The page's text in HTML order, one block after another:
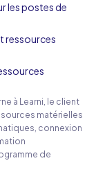
les postes de
ressources
à Learni, le client
matérielles
connexion
de